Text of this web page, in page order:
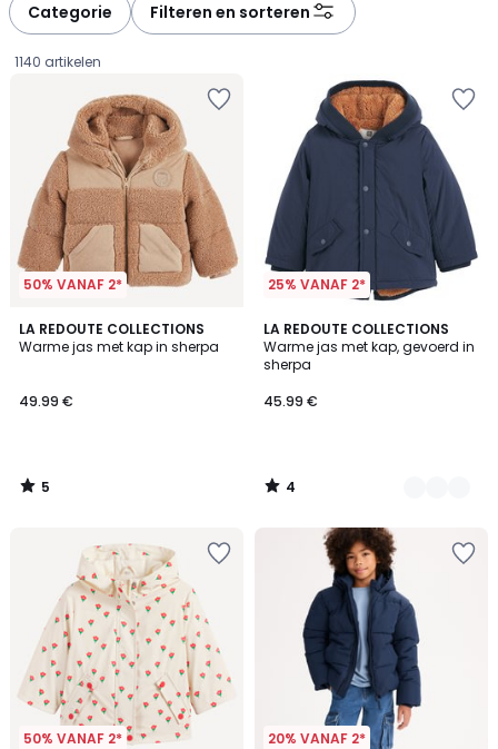
Categorie Filteren en sorteren
1140 artikelen
50% VANAF 2*
LA REDOUTE COLLECTIONS
Warme jas met kap in sherpa
€.
49.99 €
5
/
5
/
25% VANAF 2*
LA REDOUTE COLLECTIONS
Warme jas met kap, gevoerd in
sherpa
45.99 €
4
/
5
2
Kleuren
4
/
50% VANAF 2* 20% VANAF 2*